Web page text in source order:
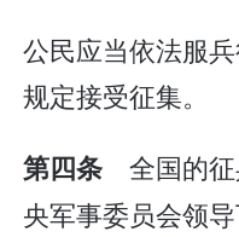
公民应当依法服
规定接受征集。
第四条 全国的征
央军事委员会领